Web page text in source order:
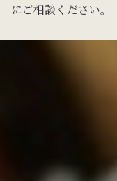
にご相談ください。